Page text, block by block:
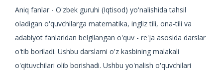
Aniq fanlar - O'zbek guruhi (Iqtisod) yo'nalishida tahsil
oladigan o'quvchilarga matematika, ingliz tili, ona-tili va
adabiyot fanlaridan belgilangan o'quv - re'ja asosida darslar
o'tib boriladi. Ushbu darslarni o'z kasbining malakali
o'qituvchilari olib borishadi. Ushbu yo'nalish o'quvchilari